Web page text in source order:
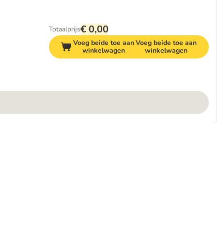
Totaalprijs€ 0,00
Voeg beide toe aan
winkelwagen
Voeg beide toe aan
winkelwagen